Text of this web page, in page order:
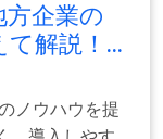
方企業の
解説！...
ノウハウを提